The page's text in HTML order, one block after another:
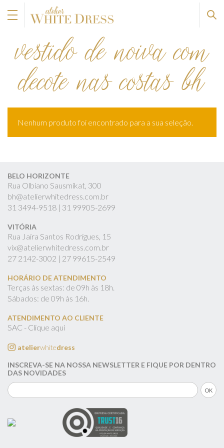
vestido de noiva com
decote nas costas bh
Nenhum produto foi encontrado para a sua seleção.
BELO HORIZONTE
Rua Olbiano Sausmikat, 300
bh@atelierwhitedress.com.br
31 3494-9518 | 31 99905-2699
VITÓRIA
Rua Jaíra Santos Rodrigues, 15
vix@atelierwhitedress.com.br
27 2142-3002 | 27 99615-2549
HORÁRIO DE ATENDIMENTO
Terças às sextas: de 09h às 18h.
Sábados: de 09h às 16h.
ATENDIMENTO AO CLIENTE
SAC - Clique aqui
atelierwhitedress
INSCREVA-SE NA NOSSA NEWSLETTER E FIQUE POR DENTRO
DAS NOVIDADES